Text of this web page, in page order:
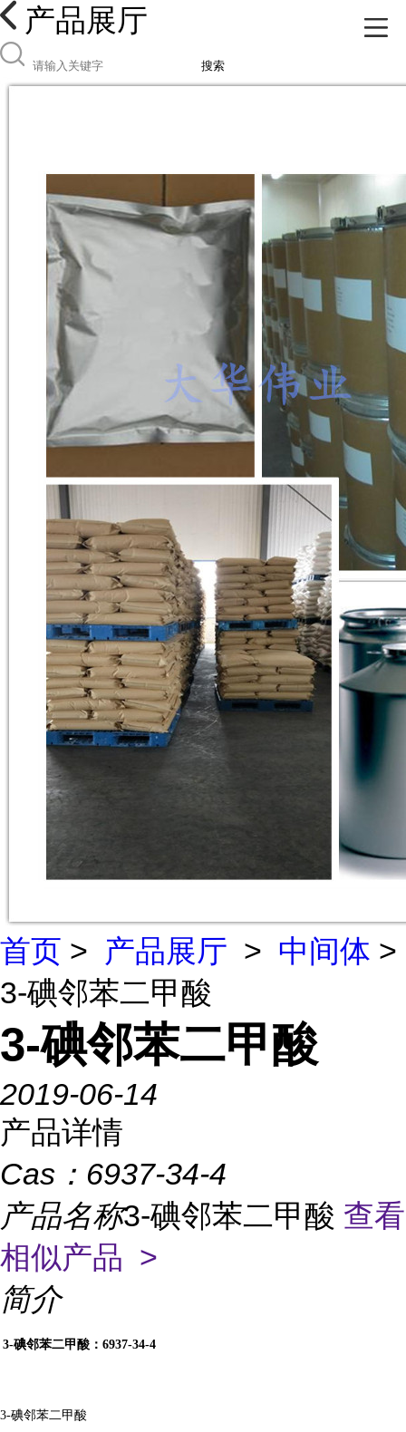
产品展厅
搜索
首页 > 产品展厅 > 中间体 >
3-碘邻苯二甲酸
3-碘邻苯二甲酸
2019-06-14
产品详情
Cas： 6937-34-4
产品名称3-碘邻苯二甲酸 查看
相似产品 >
简介
3-碘邻苯二甲酸： 6937-34-4
3-碘邻苯二甲酸